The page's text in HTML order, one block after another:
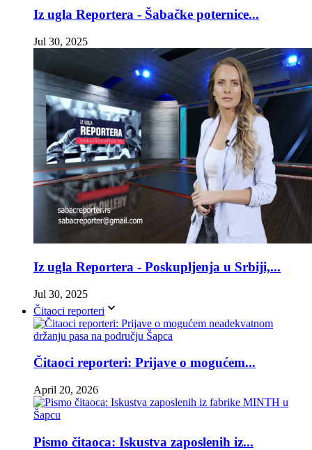
Iz ugla Reportera - Šabačke poternice...
Jul 30, 2025
Iz ugla Reportera - Poskupljenja u Srbiji,...
Jul 30, 2025
Čitaoci reporteri
Čitaoci reporteri: Prijave o mogućem...
April 20, 2026
Pismo čitaoca: Iskustva zaposlenih iz...